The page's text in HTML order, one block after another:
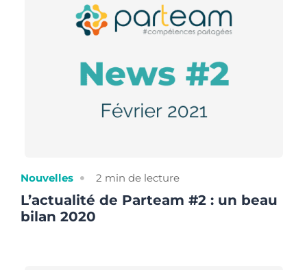
Nouvelles 2 min de lecture
L’actualité de Parteam #2 : un beau
bilan 2020